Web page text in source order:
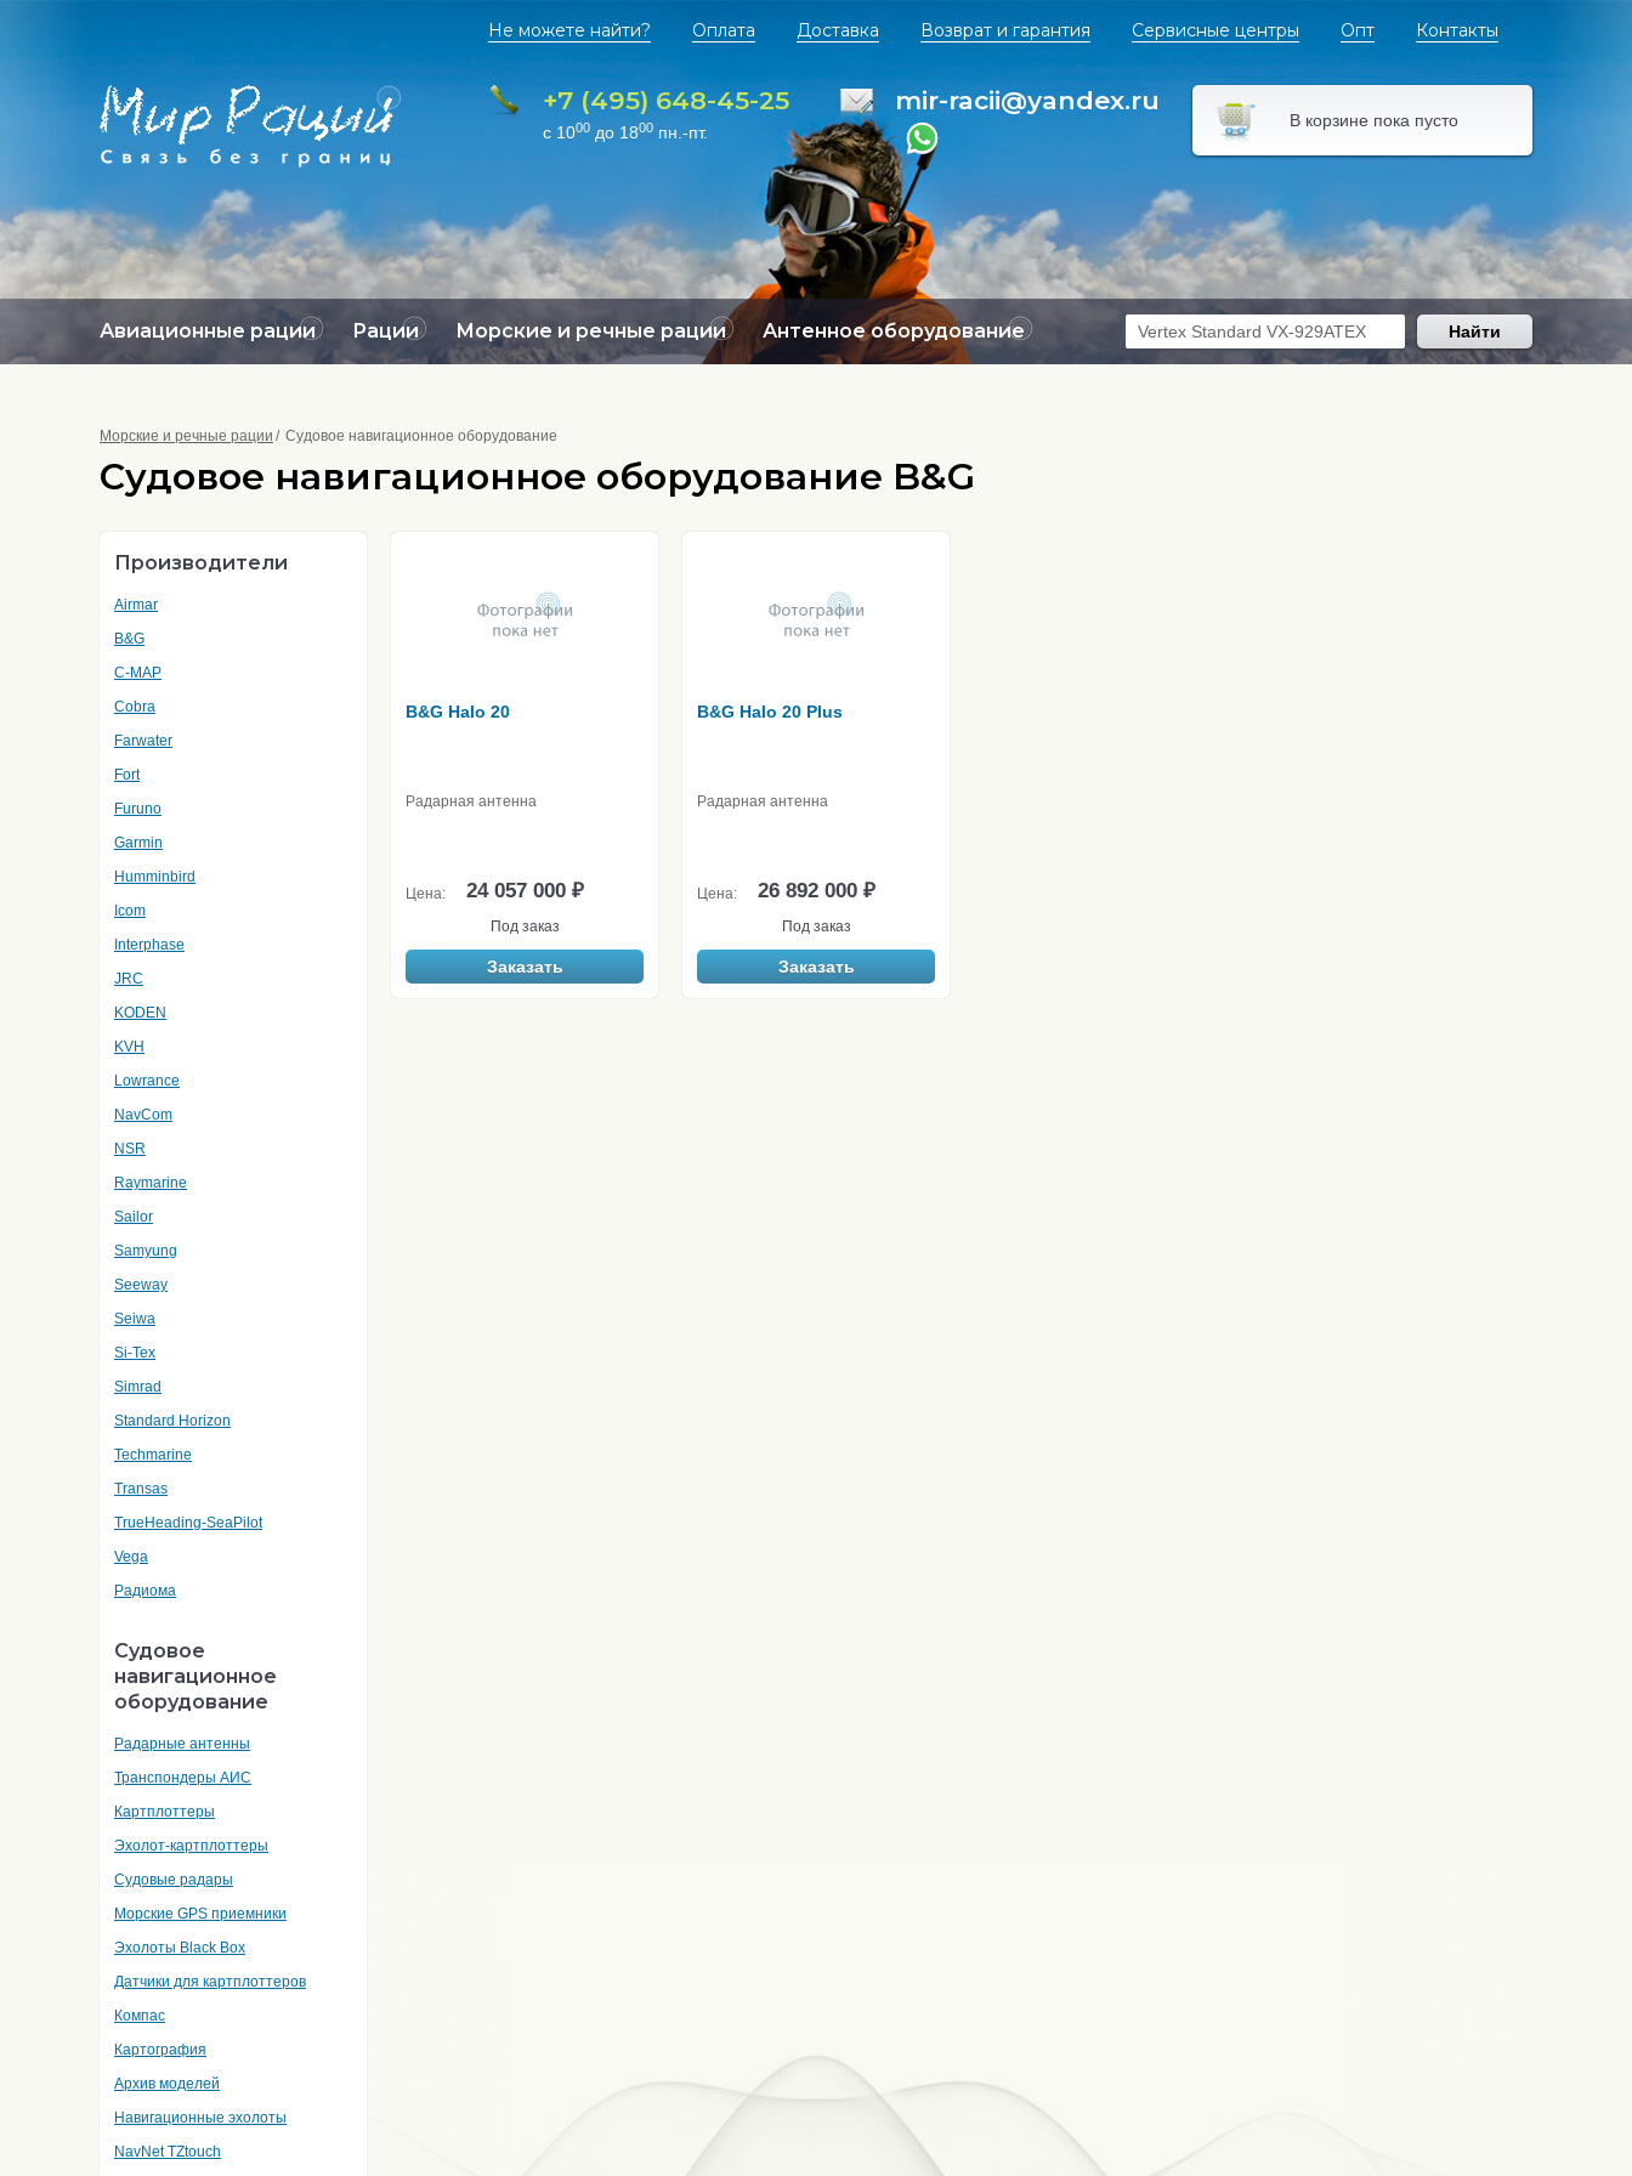
Не можете найти? Оплата Доставка Возврат и гарантия Сервисные центры Опт Контакты
+7 (495) 648-45-25
с 1000 до 1800 пн.-пт.
mir-racii@yandex.ru
В корзине пока пусто
Авиационные рации Рации Морские и речные рации Антенное оборудование Найти
Морские и речные рации Судовое навигационное оборудование
Судовое навигационное оборудование B&G
Производители
Airmar
B&G
C-MAP
Cobra
Farwater
Fort
Furuno
Garmin
Humminbird
Icom
Interphase
JRC
KODEN
KVH
Lowrance
NavCom
NSR
Raymarine
Sailor
Samyung
Seeway
Seiwa
Si-Tex
Simrad
Standard Horizon
Techmarine
Transas
TrueHeading-SeaPilot
Vega
Радиома
Судовое
навигационное
оборудование
Радарные антенны
Транспондеры АИС
Картплоттеры
Эхолот-картплоттеры
Судовые радары
Морские GPS приемники
Эхолоты Black Box
Датчики для картплоттеров
Компас
Картография
Архив моделей
Навигационные эхолоты
NavNet TZtouch
B&G Halo 20
Радарная антенна
Цена: 24 057 000 ₽
Под заказ
Заказать
B&G Halo 20 Plus
Радарная антенна
Цена: 26 892 000 ₽
Под заказ
Заказать